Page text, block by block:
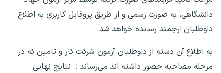
دانشگاهی، به صورت رسمی و از طریق پروفایل کاربری به اطلاع
داوطلبان ارجمند رسانده خواهد شد.
به اطلاع آن دسته از داوطلبان آزمون شرکت کار و تامین که در
مرحله مصاحبه حضور داشته اند می‌رساند ؛ نتایج نهایی